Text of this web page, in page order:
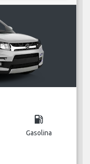
local_gas_station
Gasolina